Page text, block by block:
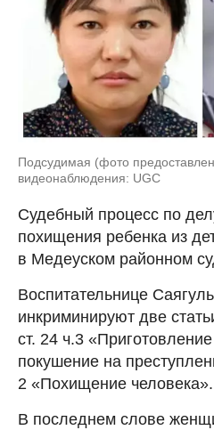
Подсудимая (фото
видеонаблюдения: UGC
Судебный процесс по
похищения ребенка из
в Медеуском районном
Воспитательнице
инкриминируют две
ст. 24 ч.3
покушение на
2 «Похищение человека».
В последнем слове